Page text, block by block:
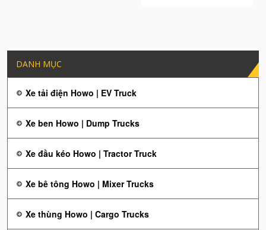
DANH MỤC
Xe tải điện Howo | EV Truck
Xe ben Howo | Dump Trucks
Xe đầu kéo Howo | Tractor Truck
Xe bê tông Howo | Mixer Trucks
Xe thùng Howo | Cargo Trucks